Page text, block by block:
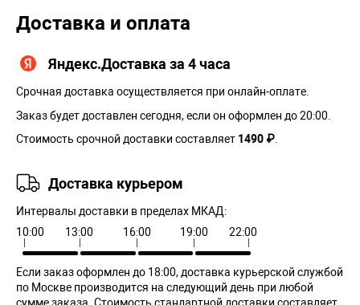
Доставка и оплата
Яндекс.Доставка за 4 часа
Срочная доставка осуществляется при онлайн-оплате.
Заказ будет доставлен сегодня, если он оформлен до 20:00.
Стоимость срочной доставки составляет 1490 ₽
Доставка курьером
Интервалы доставки в пределах МКАД:
10:00
13:00 16:00 19:00 22:00
Если заказ оформлен до 18:00, доставка курьерской службой
по Москве производится на следующий день при любой